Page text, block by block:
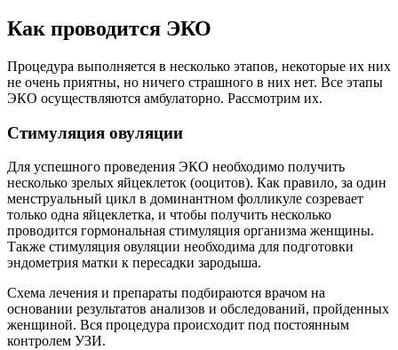
Как проводится ЭКО
Процедура выполняется в несколько этапов, некоторые их них
не очень приятны, но ничего страшного в них нет. Все этапы
ЭКО осуществляются амбулаторно. Рассмотрим их.
Стимуляция овуляции
Для успешного проведения ЭКО необходимо получить
несколько зрелых яйцеклеток (ооцитов). Как правило, за один
менструальный цикл в доминантном фолликуле созревает
только одна яйцеклетка, и чтобы получить несколько
проводится гормональная стимуляция организма женщины.
Также стимуляция овуляции необходима для подготовки
эндометрия матки к пересадки зародыша.
Схема лечения и препараты подбираются врачом на
основании результатов анализов и обследований, пройденных
женщиной. Вся процедура происходит под постоянным
контролем УЗИ.